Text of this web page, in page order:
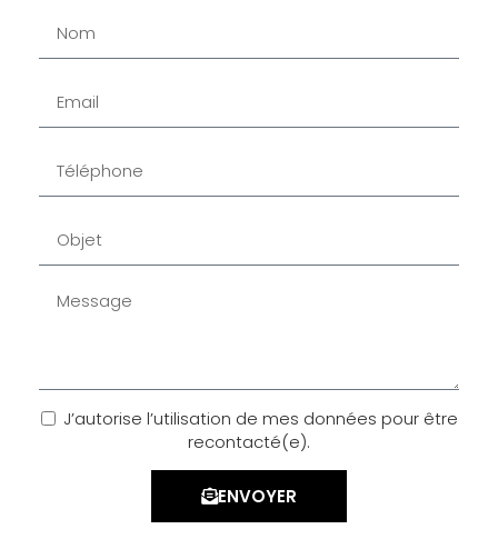
J’autorise l’utilisation de mes données pour être
recontacté(e).
ENVOYER